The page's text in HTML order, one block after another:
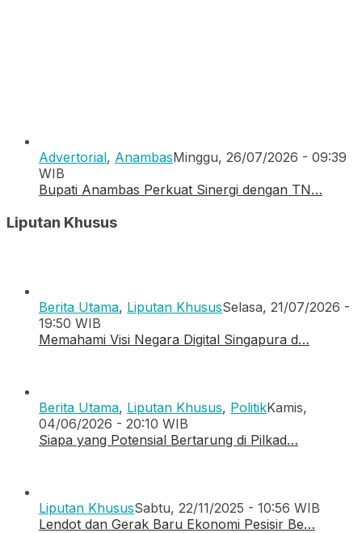
Advertorial, AnambasMinggu, 26/07/2026 - 09:39
WIB
Bupati Anambas Perkuat Sinergi dengan TN…
Liputan Khusus
Berita Utama, Liputan KhususSelasa, 21/07/2026 -
19:50 WIB
Memahami Visi Negara Digital Singapura d…
Berita Utama, Liputan Khusus, PolitikKamis,
04/06/2026 - 20:10 WIB
Siapa yang Potensial Bertarung di Pilkad…
Liputan KhususSabtu, 22/11/2025 - 10:56 WIB
Lendot dan Gerak Baru Ekonomi Pesisir Be…